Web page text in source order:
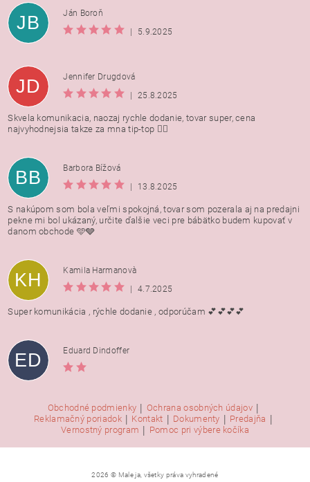
JB
Ján Boroň
|
5.9.2025
JD
Jennifer Drugdová
|
25.8.2025
Skvela komunikacia, naozaj rychle dodanie, tovar super, cena
najvyhodnejsia takze za mna tip-top 👍🏻
BB
Barbora Bížová
|
13.8.2025
S nakúpom som bola veľmi spokojná, tovar som pozerala aj na predajni
pekne mi bol ukázaný, určite ďalšie veci pre bábätko budem kupovať v
danom obchode 🩵🩶
KH
Kamila Harmanovà
|
4.7.2025
Super komunikácia , rýchle dodanie , odporúčam 💕💕💕💕
ED Eduard Dindoffer
Obchodné podmienky | Ochrana osobných údajov |
Reklamačný poriadok | Kontakt | Dokumenty | Predajňa |
Vernostný program | Pomoc pri výbere kočíka
2026 © Male ja, všetky práva vyhradené